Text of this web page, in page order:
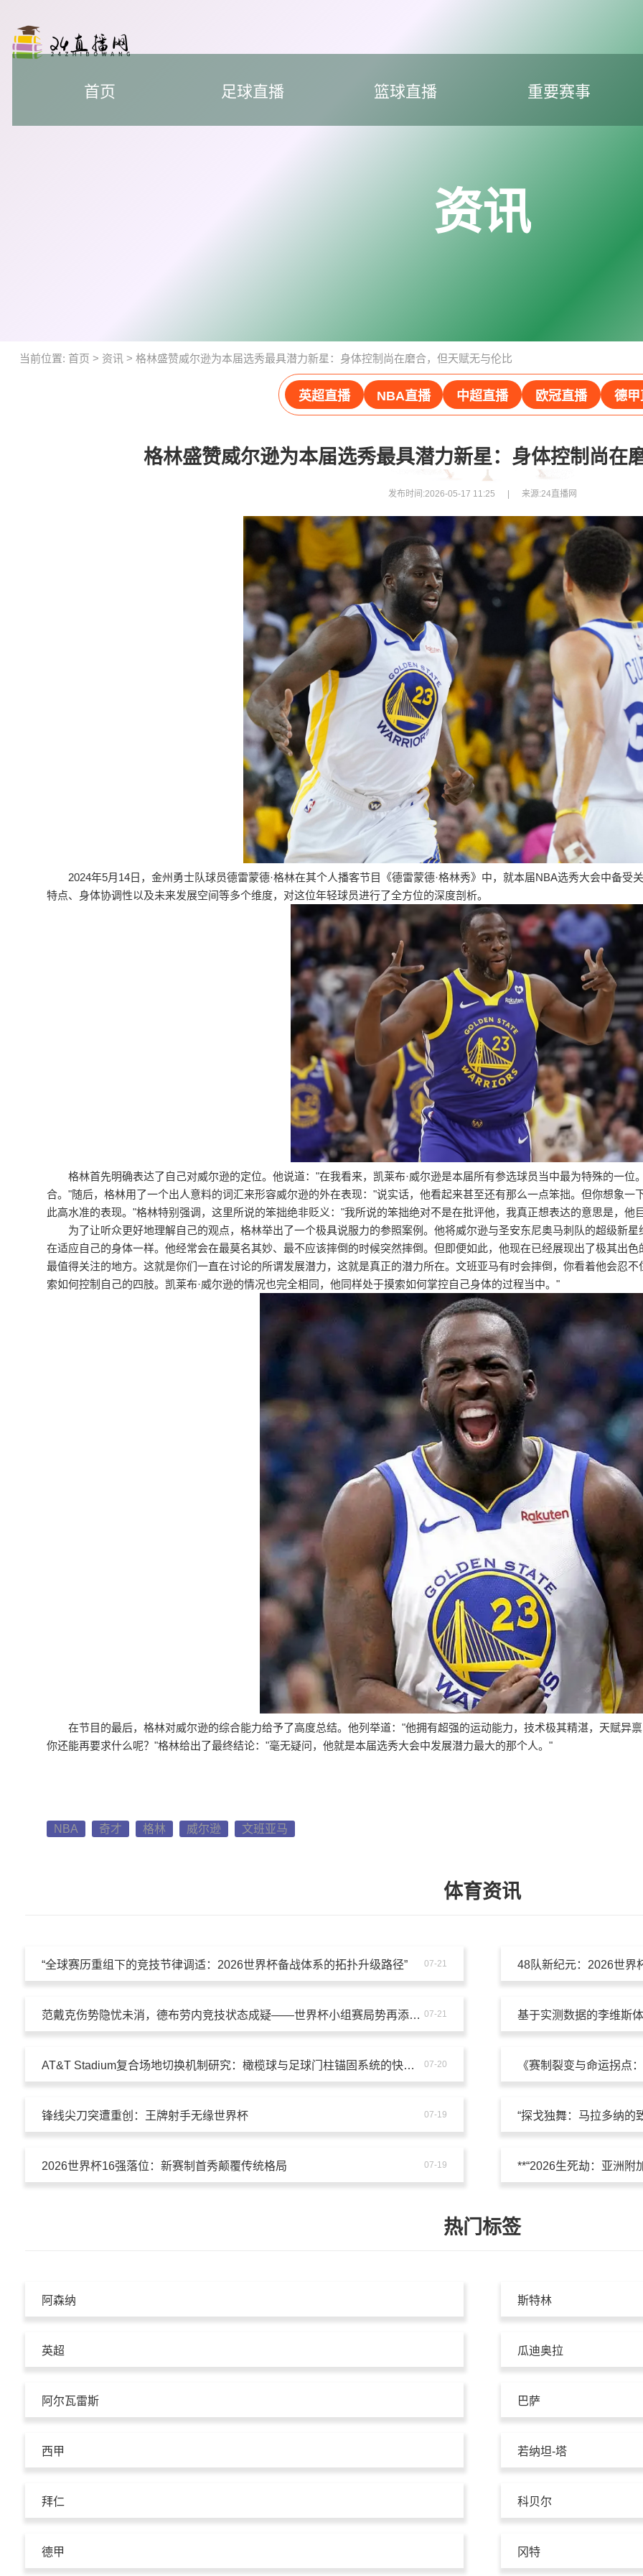
首页 足球直播 篮球直播 重要赛事
资讯
当前位置: 首页 > 资讯 > 格林盛赞威尔逊为本届选秀最具潜力新星：身体控制尚在磨合，但天赋无与伦比
英超直播 NBA直播 中超直播 欧冠直播 德甲
格林盛赞威尔逊为本届选秀最具潜力新星：身体控制尚在
发布时间:2026-05-17 11:25 来源:24直播网
2024年5月14日，金州勇士队球员德雷蒙德·格林在其个人播客节目《德雷蒙德·格林秀》中，就本届NBA选秀大会中备受
特点、身体协调性以及未来发展空间等多个维度，对这位年轻球员进行了全方位的深度剖析。
格林首先明确表达了自己对威尔逊的定位。他说道："在我看来，凯莱布·威尔逊是本届所有参选球员当中最为特殊的一
合。"随后，格林用了一个出人意料的词汇来形容威尔逊的外在表现："说实话，他看起来甚至还有那么一点笨拙。但你想象
此高水准的表现。"格林特别强调，这里所说的笨拙绝非贬义："我所说的笨拙绝对不是在批评他，我真正想表达的意思是，他
为了让听众更好地理解自己的观点，格林举出了一个极具说服力的参照案例。他将威尔逊与圣安东尼奥马刺队的超级新
在适应自己的身体一样。他经常会在最莫名其妙、最不应该摔倒的时候突然摔倒。但即便如此，他现在已经展现出了极其出
最值得关注的地方。这就是你们一直在讨论的所谓发展潜力，这就是真正的潜力所在。文班亚马有时会摔倒，你看着他会忍
索如何控制自己的四肢。凯莱布·威尔逊的情况也完全相同，他同样处于摸索如何掌控自己身体的过程当中。"
在节目的最后，格林对威尔逊的综合能力给予了高度总结。他列举道："他拥有超强的运动能力，技术极其精湛，天赋异
你还能再要求什么呢？"格林给出了最终结论："毫无疑问，他就是本届选秀大会中发展潜力最大的那个人。"
NBA 奇才 格林 威尔逊 文班亚马
体育资讯
“全球赛历重组下的竞技节律调适：2026世界杯备战体系的拓扑升级路径” 07-21 48队新纪元：2026世界
范戴克伤势隐忧未消，德布劳内竞技状态成疑——世界杯小组赛局势再添变数 07-21 基于实测数据的李维斯
AT&T Stadium复合场地切换机制研究：橄榄球与足球门柱锚固系统的快速转换方案 07-20 《赛制裂变与命运拐点
锋线尖刀突遭重创：王牌射手无缘世界杯 07-19 “探戈独舞：马拉多纳的
2026世界杯16强落位：新赛制首秀颠覆传统格局 07-19 **“2026生死劫：亚洲附
热门标签
阿森纳 斯特林
英超 瓜迪奥拉
阿尔瓦雷斯 巴萨
西甲 若纳坦-塔
拜仁 科贝尔
德甲 冈特